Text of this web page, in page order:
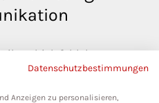
Str. 50
Datenschutzbestimmungen
Anzeigen zu personalisieren,